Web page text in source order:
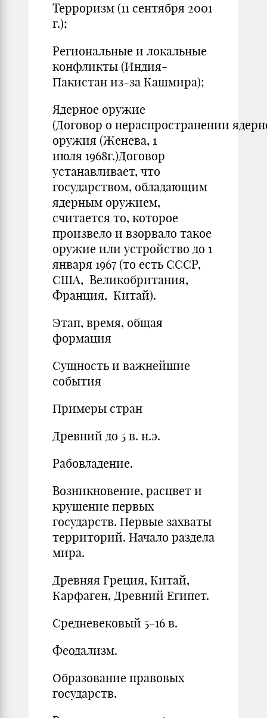
Терроризм (11 сентября 2001
г.);
Региональные и локальные
конфликты (Индия-
Пакистан из-за Кашмира);
Ядерное оружие
(Договор о нераспространении
оружия (Женева, 1
июля 1968г.)Договор
устанавливает, что
государством, обладающим
ядерным оружием,
считается то, которое
произвело и взорвало такое
оружие или устройство до 1
января 1967 (то есть СССР,
США, Великобритания,
Франция, Китай).
Этап, время, общая
формация
Сущность и важнейшие
события
Примеры стран
Древний до 5 в. н.э.
Рабовладение.
Возникновение, расцвет и
крушение первых
государств. Первые захваты
территорий. Начало раздела
мира.
Древняя Греция, Китай,
Карфаген, Древний Египет.
Средневековый 5-16 в.
Феодализм.
Образование правовых
государств.